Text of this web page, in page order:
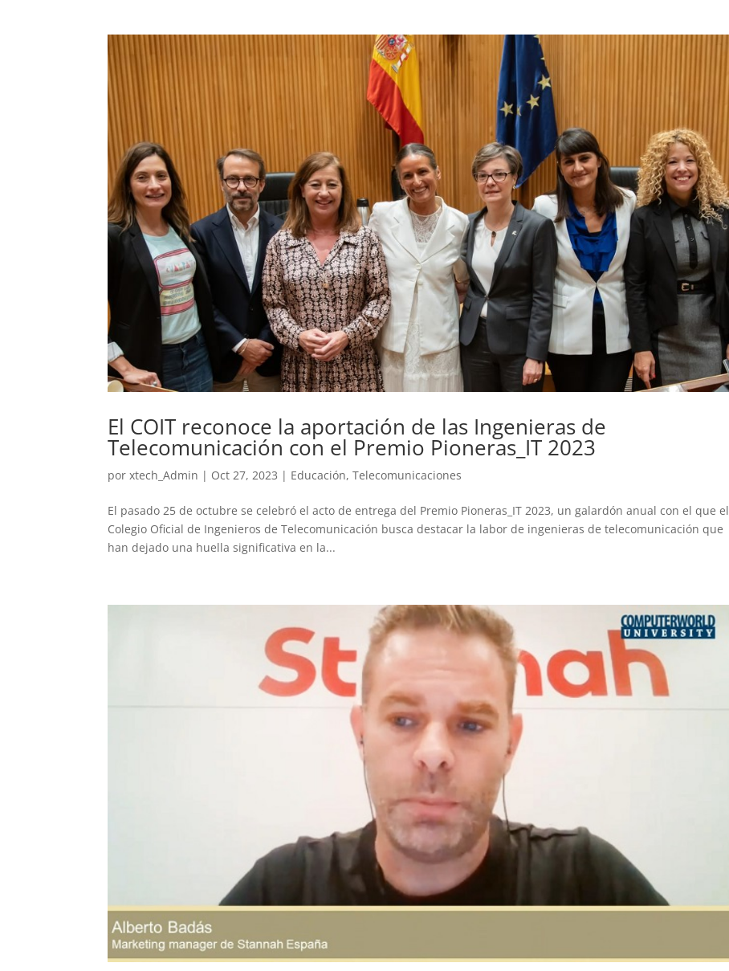
El COIT reconoce la aportación de las Ingenieras de
Telecomunicación con el Premio Pioneras_IT 2023
porxtech_Admin | Oct 27, 2023 | Educación,Telecomunicaciones
El pasado 25 de octubre se celebró el acto de entrega del Premio Pioneras_IT 2023, un galardón anual con el que el
Colegio Oficial de Ingenieros de Telecomunicación busca destacar la labor de ingenieras de telecomunicación que
han dejado una huella significativa en la...